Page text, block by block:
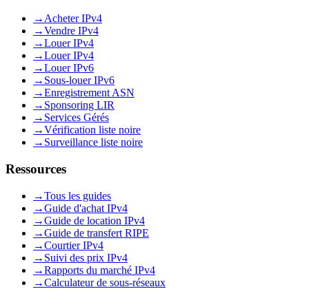
→ Acheter IPv4
→Vendre IPv4
→Louer IPv4
→Louer IPv4
→Louer IPv6
→ Sous-louer IPv6
→Enregistrement ASN
→ Sponsoring LIR
→ Services Gérés
→Vérification liste noire
→ Surveillance liste noire
Ressources
→Tous les guides
→Guide d'achat IPv4
→Guide de location IPv4
→Guide de transfert RIPE
→Courtier IPv4
→ Suivi des prix IPv4
→Rapports du marché IPv4
→Calculateur de sous-réseaux